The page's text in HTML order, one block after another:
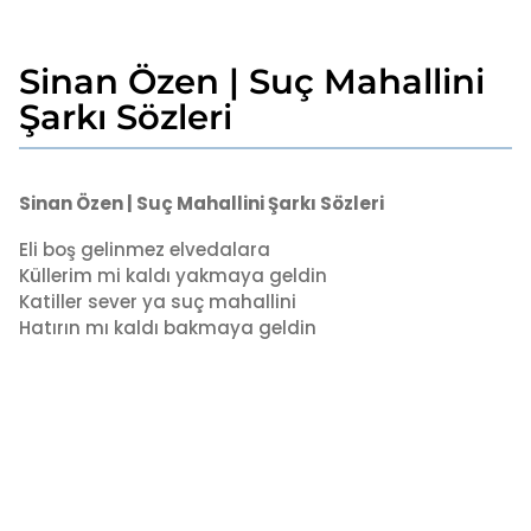
4
y
ı
l
g
4
y
ı
l
Sinan Özen | Suç Mahallini
Şarkı Sözleri
y
a
d
m
i
n
Sinan Özen | Suç Mahallini Şarkı Sözleri
Eli boş gelinmez elvedalara
Küllerim mi kaldı yakmaya geldin
Katiller sever ya suç mahallini
Hatırın mı kaldı bakmaya geldin